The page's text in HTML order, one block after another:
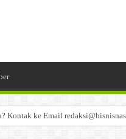
Kontak ke Email